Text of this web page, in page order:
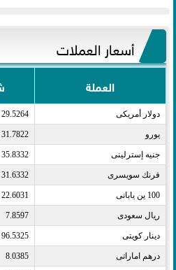
أسعار العملات
العملة
دولار أمريكى​ 29.5264
يورو​ 31.7822
جنيه إسترلينى​ 35.8332
فرنك سويسرى​ 31.6332
100 ين يابانى​ 22.6031
ريال سعودى​ 7.8597
دينار كويتى​ 96.5325
درهم اماراتى​ 8.0385